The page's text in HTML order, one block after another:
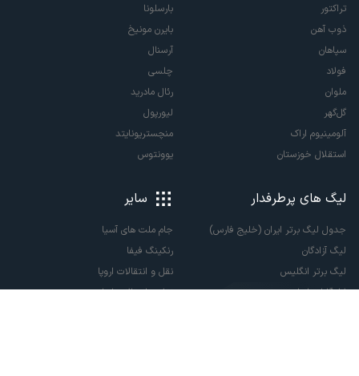
تراکتور
ذوب آهن
سپاهان
فولاد
ملوان
گل‌گهر
آلومینیوم اراک
استقلال خوزستان
بارسلونا
بایرن مونیخ
آرسنال
چلسی
رئال مادرید
لیورپول
منچستریونایتد
یوونتوس
لیگ های پرطرفدار
جدول لیگ برتر ایران (خلیج فارس)
لیگ آزادگان
لیگ برتر انگلیس
لالیگا اسپانیا
سایر
جام ملت های آسیا
رنکینگ فیفا
نقل و انتقالات اروپا
نقل و انتقالات ایران